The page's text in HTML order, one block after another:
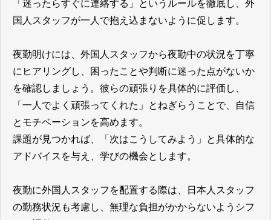
「迷ったらすぐに連絡する」というルールを徹底し、外
国人スタッフが一人で抱え込まないように促します。
夜勤明けには、外国人スタッフから夜勤中の状況を丁寧
にヒアリングし、困ったことや判断に迷った点がないか
を確認しましょう。彼らの頑張りを具体的に評価し、
「一人でよく頑張ってくれた」とねぎらうことで、自信
とモチベーションを高めます。
課題が見つかれば、「次はこうしてみよう」と具体的な
アドバイスを与え、学びの機会とします。
夜勤に外国人スタッフを配置する際は、日本人スタッフ
の勤務状況も考慮し、無理な負担がかからないようシフ